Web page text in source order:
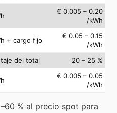
€ 0.005 – 0.20
/kWh
+ cargo fijo
€ 0.05 – 0.15
/kWh
del total
20 – 25 %
€ 0.005 – 0.05
/kWh
% al precio spot para